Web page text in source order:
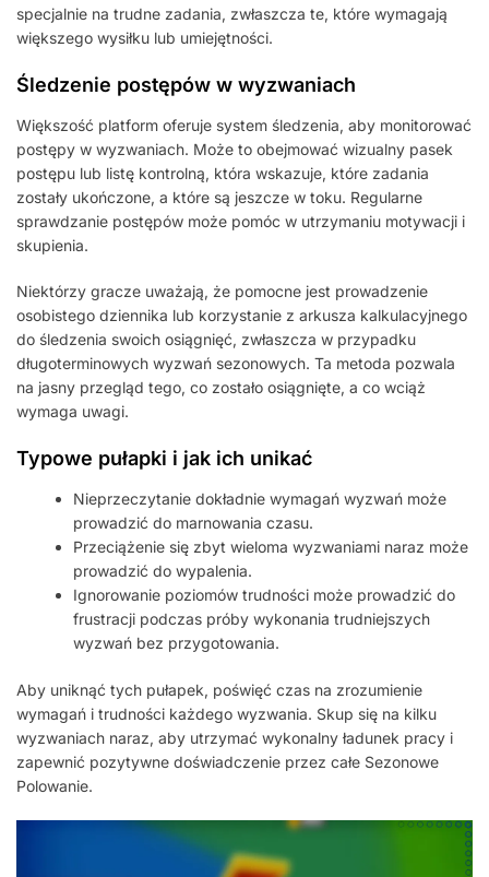
specjalnie na trudne zadania, zwłaszcza te, które wymagają
większego wysiłku lub umiejętności.
Śledzenie postępów w wyzwaniach
Większość platform oferuje system śledzenia, aby monitorować
postępy w wyzwaniach. Może to obejmować wizualny pasek
postępu lub listę kontrolną, która wskazuje, które zadania
zostały ukończone, a które są jeszcze w toku. Regularne
sprawdzanie postępów może pomóc w utrzymaniu motywacji i
skupienia.
Niektórzy gracze uważają, że pomocne jest prowadzenie
osobistego dziennika lub korzystanie z arkusza kalkulacyjnego
do śledzenia swoich osiągnięć, zwłaszcza w przypadku
długoterminowych wyzwań sezonowych. Ta metoda pozwala
na jasny przegląd tego, co zostało osiągnięte, a co wciąż
wymaga uwagi.
Typowe pułapki i jak ich unikać
Nieprzeczytanie dokładnie wymagań wyzwań może
prowadzić do marnowania czasu.
Przeciążenie się zbyt wieloma wyzwaniami naraz może
prowadzić do wypalenia.
Ignorowanie poziomów trudności może prowadzić do
frustracji podczas próby wykonania trudniejszych
wyzwań bez przygotowania.
Aby uniknąć tych pułapek, poświęć czas na zrozumienie
wymagań i trudności każdego wyzwania. Skup się na kilku
wyzwaniach naraz, aby utrzymać wykonalny ładunek pracy i
zapewnić pozytywne doświadczenie przez całe Sezonowe
Polowanie.